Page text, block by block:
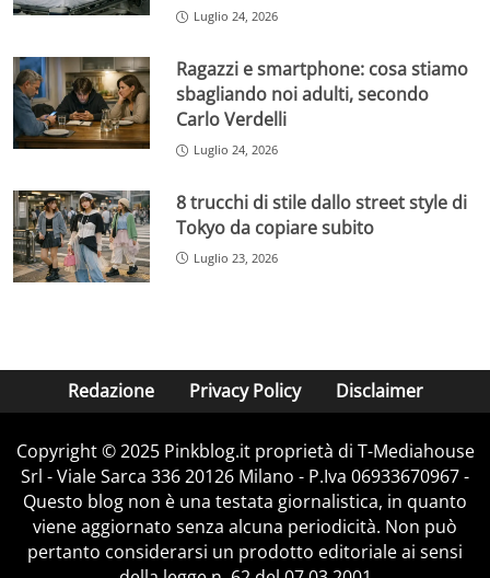
Luglio 24, 2026
Ragazzi e smartphone: cosa stiamo
sbagliando noi adulti, secondo
Carlo Verdelli
Luglio 24, 2026
8 trucchi di stile dallo street style di
Tokyo da copiare subito
Luglio 23, 2026
Redazione Privacy Policy Disclaimer
Copyright © 2025 Pinkblog.it proprietà di T-Mediahouse
Srl - Viale Sarca 336 20126 Milano - P.Iva 06933670967 -
Questo blog non è una testata giornalistica, in quanto
viene aggiornato senza alcuna periodicità. Non può
pertanto considerarsi un prodotto editoriale ai sensi